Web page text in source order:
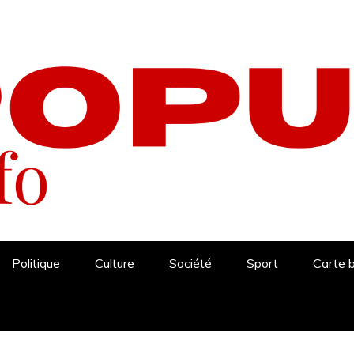
Politique Culture Société Sport Carte